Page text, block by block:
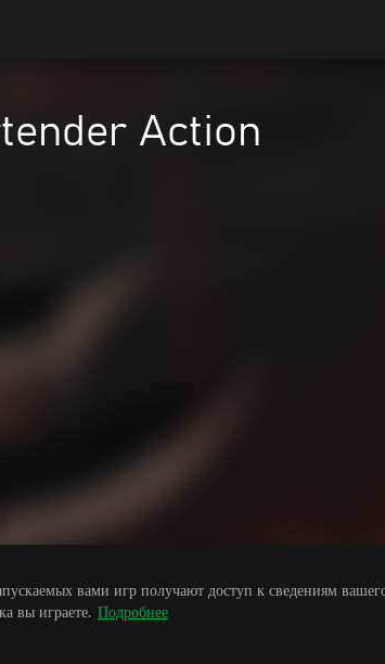
Action
вами игр получают доступ к сведениям
вы играете. Подробнее